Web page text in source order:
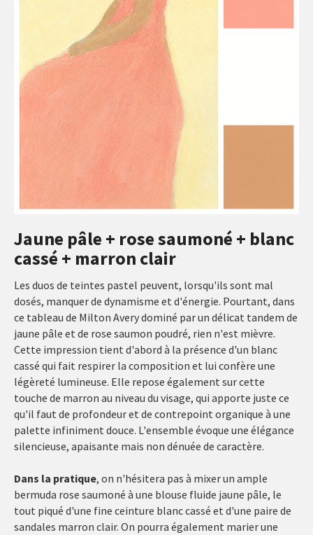
Jaune pâle + rose saumoné + blanc
cassé + marron clair
Les duos de teintes pastel peuvent, lorsqu'ils sont mal
dosés, manquer de dynamisme et d'énergie. Pourtant, dans
ce tableau de Milton Avery dominé par un délicat tandem de
jaune pâle et de rose saumon poudré, rien n'est mièvre.
Cette impression tient d'abord à la présence d'un blanc
cassé qui fait respirer la composition et lui confère une
légèreté lumineuse. Elle repose également sur cette
touche de marron au niveau du visage, qui apporte juste ce
qu'il faut de profondeur et de contrepoint organique à une
palette infiniment douce. L'ensemble évoque une élégance
silencieuse, apaisante mais non dénuée de caractère.
Dans la pratique, on n'hésitera pas à mixer un ample
bermuda rose saumoné à une blouse fluide jaune pâle, le
tout piqué d'une fine ceinture blanc cassé et d'une paire de
sandales marron clair. On pourra également marier une